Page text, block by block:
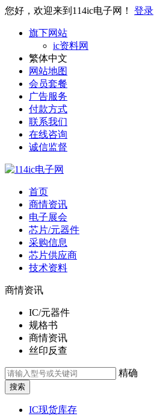
您好，欢迎来到114ic电子网！ 登录
旗下网站
ic资料网
繁体中文
网站地图
会员套餐
广告服务
付款方式
联系我们
在线咨询
诚信监督
首页
商情资讯
电子展会
芯片/元器件
采购信息
芯片供应商
技术资料
商情资讯
IC/元器件
规格书
商情资讯
丝印反查
精确
IC现货库存